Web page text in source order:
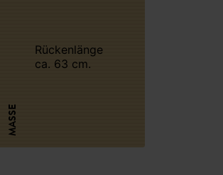
MASSE
Rückenlänge
ca. 63 cm.